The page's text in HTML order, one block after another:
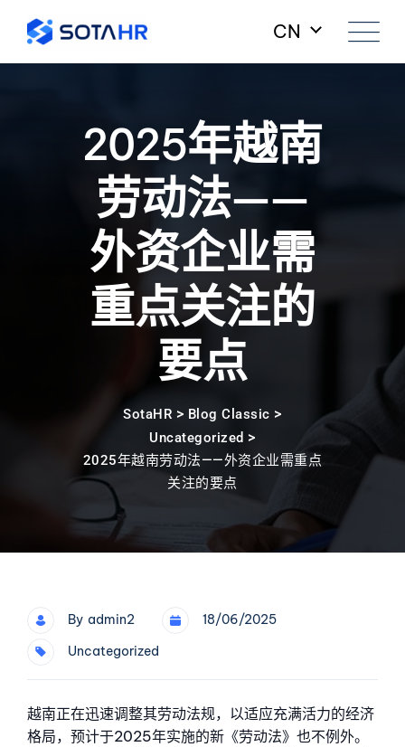
CN
2025年越南
劳动法——
外资企业需
重点关注的
要点
SotaHR > Blog Classic >
Uncategorized >
2025年越南劳动法——外资企业需重点
关注的要点
By Admin2
18/06/2025
Uncategorized
越南正在迅速调整其劳动法规，以适应充满活力的经济
格局，预计于2025年实施的新《劳动法》也不例外。